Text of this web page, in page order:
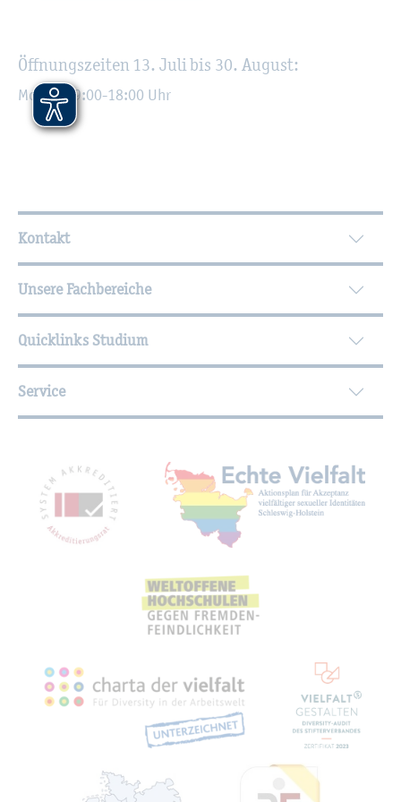
Öff­nungs­zei­ten 13. Juli bis 30. Au­gust:
Mo - Fr 09:00-18:00 Uhr
Wei­ter­füh­ren­de In­for­ma­tio­nen
Kontakt
Unsere Fachbereiche
Quicklinks Studium
Service
Mit­glied­schaf­ten,